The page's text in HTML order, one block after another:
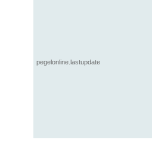
pegelonline.lastupdate